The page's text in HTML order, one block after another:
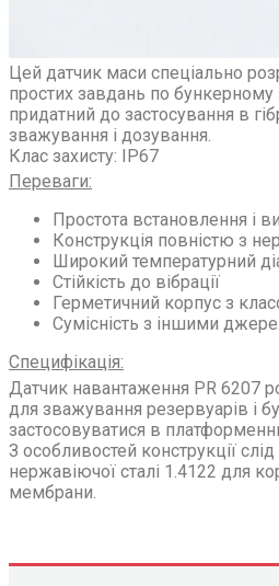
Цей датчик маси спеціально
простих завдань по
придатний до застосування в
зважування і дозування.
Клас захисту: IP67
Переваги:
Простота встановлення і
Конструкція повністю з
Широкий температурний
Стійкість до вібрації
Герметичний корпус з
Сумісність з іншими
Специфікація:
Датчик навантаження PR 6207
для зважування резервуарів і
застосовуватися в
З особливостей конструкції
нержавіючої сталі 1.4122 для
мембрани.